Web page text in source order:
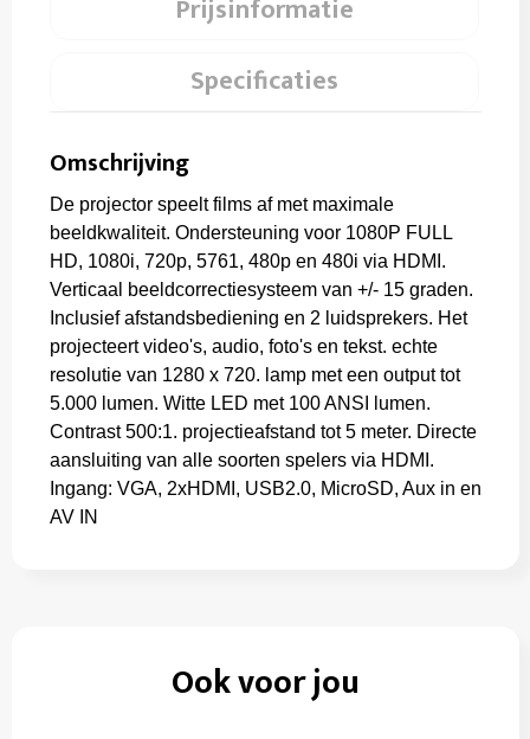
Prijsinformatie
Specificaties
Omschrijving
De projector speelt films af met maximale
beeldkwaliteit. Ondersteuning voor 1080P FULL
HD, 1080i, 720p, 5761, 480p en 480i via HDMI.
Verticaal beeldcorrectiesysteem van +/- 15 graden.
Inclusief afstandsbediening en 2 luidsprekers. Het
projecteert video's, audio, foto's en tekst. echte
resolutie van 1280 x 720. lamp met een output tot
5.000 lumen. Witte LED met 100 ANSI lumen.
Contrast 500:1. projectieafstand tot 5 meter. Directe
aansluiting van alle soorten spelers via HDMI.
Ingang: VGA, 2xHDMI, USB2.0, MicroSD, Aux in en
AV IN
Ook voor jou